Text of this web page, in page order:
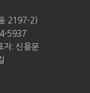
2197-2)
5937
자: 신용문